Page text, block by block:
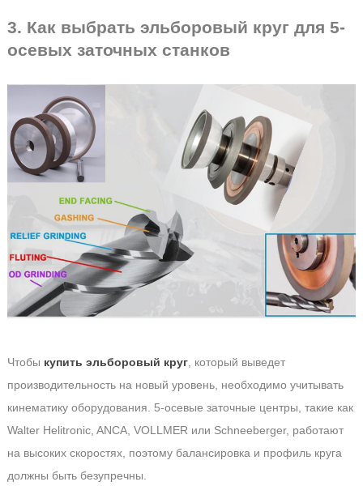
3. Как выбрать эльборовый круг для 5-
осевых заточных станков
Чтобы купить эльборовый круг, который выведет
производительность на новый уровень, необходимо учитывать
кинематику оборудования. 5-осевые заточные центры, такие как
Walter Helitronic, ANCA, VOLLMER или Schneeberger, работают
на высоких скоростях, поэтому балансировка и профиль круга
должны быть безупречны.